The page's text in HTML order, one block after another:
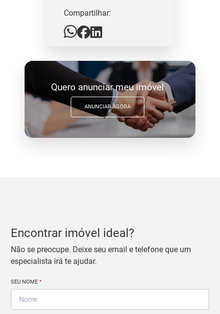
Compartilhar:
Quero anunciar meu imóvel
ANUNCIAR AGORA
Encontrar imóvel ideal?
Não se preocupe. Deixe seu email e telefone que um
especialista irá te ajudar.
SEU NOME*